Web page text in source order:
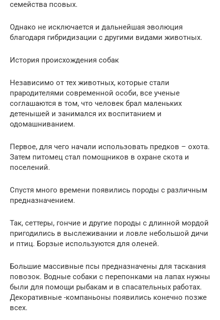
семейства псовых.
Однако не исключается и дальнейшая эволюция
благодаря гибридизации с другими видами животных.
История происхождения собак
Независимо от тех животных, которые стали
прародителями современной особи, все ученые
соглашаются в том, что человек брал маленьких
детенышей и занимался их воспитанием и
одомашниванием.
Первое, для чего начали использовать предков – охота.
Затем питомец стал помощников в охране скота и
поселений.
Спустя много времени появились породы с различным
предназначением.
Так, сеттеры, гончие и другие породы с длинной мордой
пригодились в выслеживании и ловле небольшой дичи
и птиц. Борзые используются для оленей.
Большие массивные псы предназначены для таскания
повозок. Водные собаки с перепонками на лапах нужны
были для помощи рыбакам и в спасательных работах.
Декоративные -компаньоны появились конечно позже
всех.